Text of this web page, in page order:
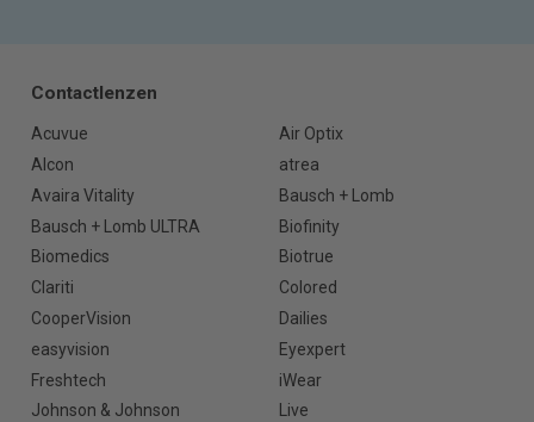
Contactlenzen
Acuvue
Air Optix
Alcon
atrea
Avaira Vitality
Bausch + Lomb
Bausch + Lomb ULTRA
Biofinity
Biomedics
Biotrue
Clariti
Colored
CooperVision
Dailies
easyvision
Eyexpert
Freshtech
iWear
Johnson & Johnson
Live